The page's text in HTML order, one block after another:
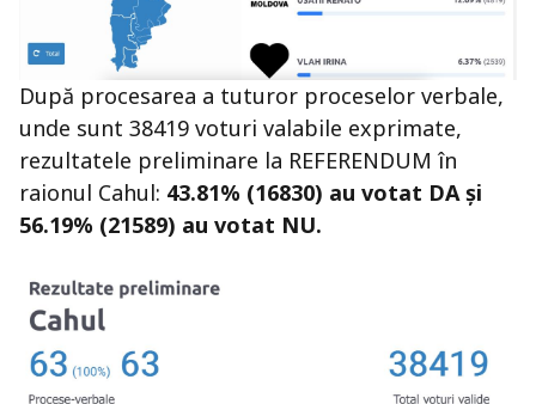
După procesarea a tuturor proceselor verbale,
unde sunt 38419 voturi valabile exprimate,
rezultatele preliminare la REFERENDUM în
raionul Cahul: 43.81% (16830) au votat DA și
56.19% (21589) au votat NU.